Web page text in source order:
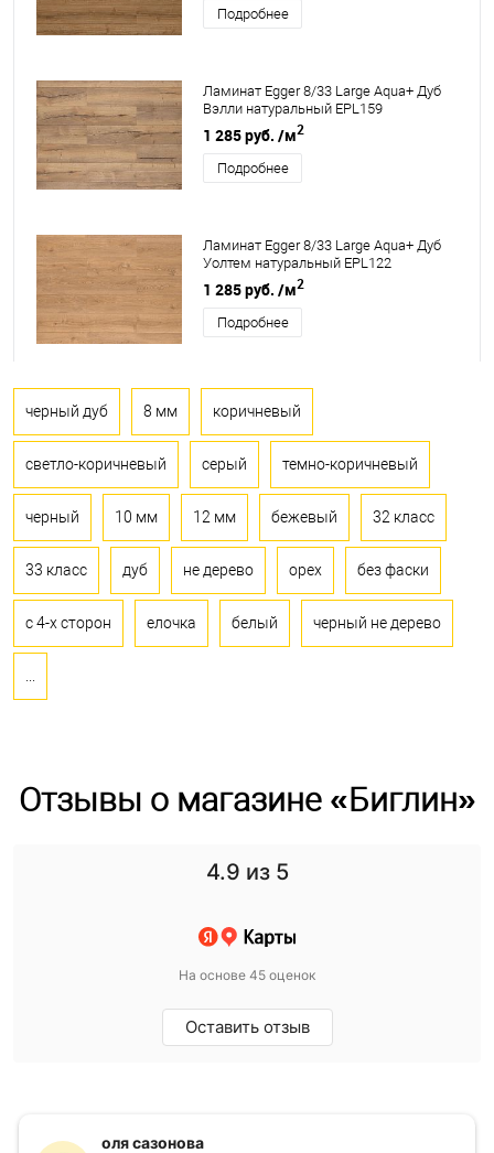
Подробнее
Ламинат Egger 8/33 Large Aqua+ Дуб
Вэлли натуральный EPL159
1 285 руб. /м2
Подробнее
Ламинат Egger 8/33 Large Aqua+ Дуб
Уолтем натуральный EPL122
1 285 руб. /м2
Подробнее
черный дуб 8 мм коричневый
светло-коричневый серый темно-коричневый
черный 10 мм 12 мм бежевый 32 класс
33 класс дуб не дерево орех без фаски
с 4-х сторон елочка белый черный не дерево
Отзывы о магазине «Биглин»
4.9 из 5
На основе 45 оценок
Оставить отзыв
оля сазонова